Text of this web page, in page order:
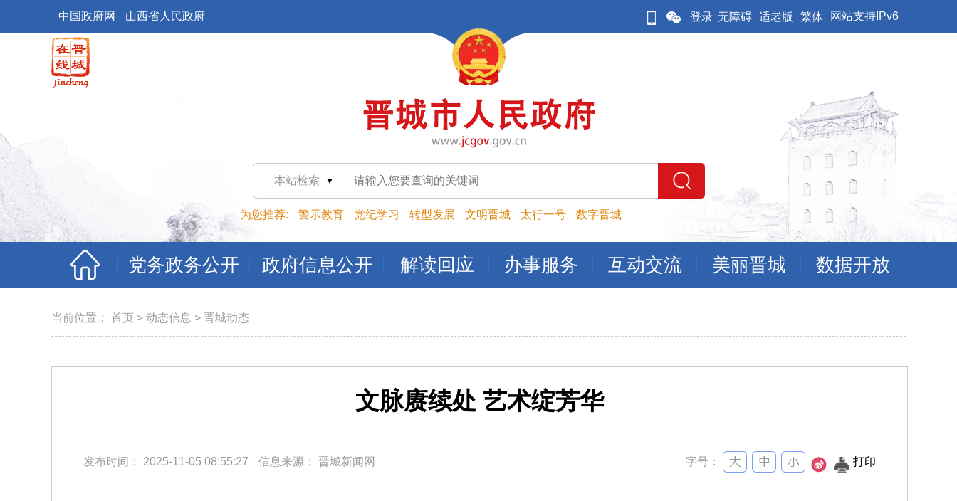
中国政府网 山西省人民政府 登录 无障碍 适老版 繁体 网站支持IPv6
本站检索
为您推荐: 警示教育 党纪学习 转型发展 文明晋城 太行一号 数字晋城
党务政务公开 政府信息公开 解读回应 办事服务 互动交流 美丽晋城 数据开放
当前位置： 首页 > 动态信息 > 晋城动态
文脉赓续处 艺术绽芳华
发布时间： 2025-11-05 08:55:27 信息来源： 晋城新闻网 字号： 打印